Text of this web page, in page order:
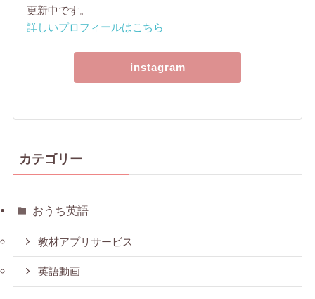
更新中です。
詳しいプロフィールはこちら
instagram
カテゴリー
おうち英語
教材アプリサービス
英語動画